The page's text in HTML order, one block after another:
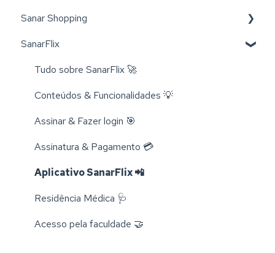
Sanar Shopping
Livros 📚
Trocas e Cancelamentos 📬
Compra e Cadastro 📦
Cursos 💻
Rastreamento 🔎
SanarFlix
Tudo sobre SanarFlix 🚀
Conteúdos & Funcionalidades 💡
Assinar & Fazer login 🎯
Assinatura & Pagamento 💳
Aplicativo SanarFlix 📲
Residência Médica 🩺
Acesso pela faculdade 🤝